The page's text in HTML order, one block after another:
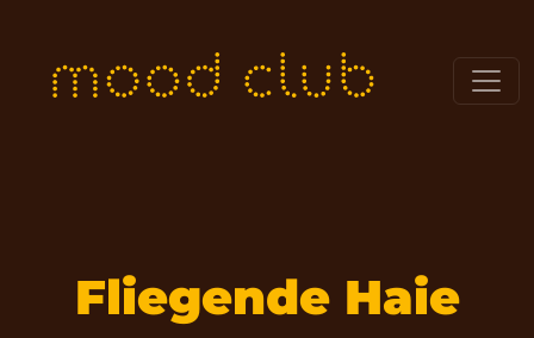
Fliegende Haie